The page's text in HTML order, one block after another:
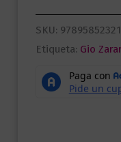
SKU:
Etiqueta: Gio